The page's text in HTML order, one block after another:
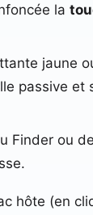
la
jaune
passive et
Finder ou
hôte (en